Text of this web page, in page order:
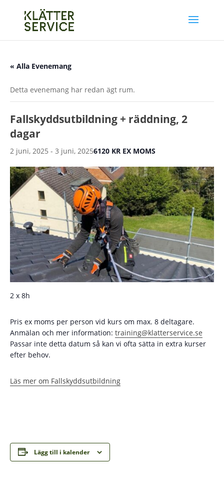
« Alla Evenemang
Detta evenemang har redan ägt rum.
Fallskyddsutbildning + räddning, 2
dagar
2 juni, 2025 - 3 juni, 20256120 KR EX MOMS
2 x 8h
Pris ex moms per person vid kurs om max. 8 deltagare.
Anmälan och mer information: training@klatterservice.se
Passar inte detta datum så kan vi ofta sätta in extra kurser
efter behov.
Läs mer om Fallskyddsutbildning
Lägg till i kalender